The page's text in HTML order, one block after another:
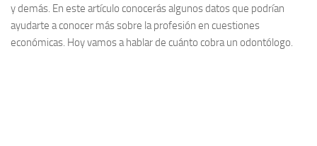
y demás. En este artículo conocerás algunos datos que podrían
ayudarte a conocer más sobre la profesión en cuestiones
económicas. Hoy vamos a hablar de cuánto cobra un odontólogo.